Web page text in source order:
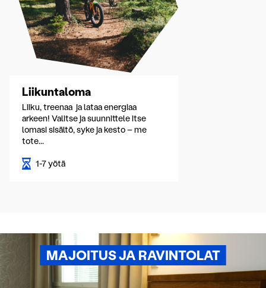
Liikuntaloma
Liiku, treenaa ja lataa energiaa
arkeen! Valitse ja suunnittele itse
lomasi sisältö, syke ja kesto – me
tote...
1-7 yötä
MAJOITUS JA RAVINTOLAT